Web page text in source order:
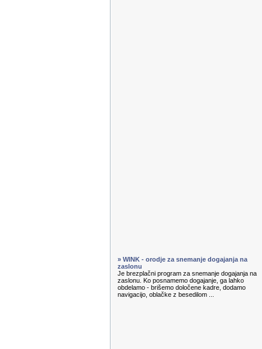
» WINK - orodje za snemanje dogajanja na
zaslonu
Je brezplačni program za snemanje dogajanja na
zaslonu. Ko posnamemo dogajanje, ga lahko
obdelamo - brišemo določene kadre, dodamo
navigacijo, oblačke z besedilom ...